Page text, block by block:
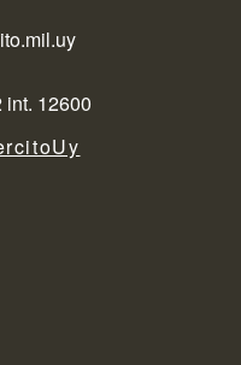
int. 12600